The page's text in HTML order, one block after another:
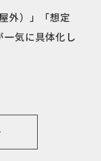
外）」「想定
気に具体化し